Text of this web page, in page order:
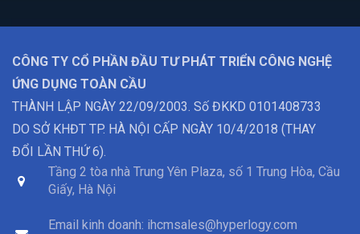
CÔNG TY CỔ PHẦN ĐẦU TƯ PHÁT TRIỂN CÔNG NGHỆ
ỨNG DỤNG TOÀN CẦU
THÀNH LẬP NGÀY 22/09/2003. Số ĐKKD 0101408733
DO SỞ KHĐT TP. HÀ NỘI CẤP NGÀY 10/4/2018 (THAY
ĐỔI LẦN THỨ 6).
Tầng 2 tòa nhà Trung Yên Plaza, số 1 Trung Hòa, Cầu
Giấy, Hà Nội
Email kinh doanh: ihcmsales@hyperlogy.com